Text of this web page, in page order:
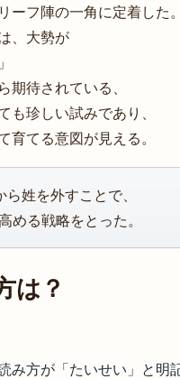
ーフ陣の一角に定着した
、大勢が
期待されている、
も珍しい試みであり、
育てる意図が見える。
姓を外すことで、
める戦略をとった。
は？
み方が「たいせい」と明